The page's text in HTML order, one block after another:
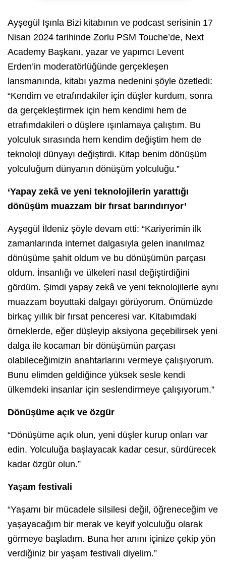
Ayşegül Işınla Bizi kitabının ve podcast serisinin 17
Nisan 2024 tarihinde Zorlu PSM Touche’de, Next
Academy Başkanı, yazar ve yapımcı Levent
Erden’in moderatörlüğünde gerçekleşen
lansmanında, kitabı yazma nedenini şöyle özetledi:
“Kendim ve etrafındakiler için düşler kurdum, sonra
da gerçekleştirmek için hem kendimi hem de
etrafımdakileri o düşlere ışınlamaya çalıştım. Bu
yolculuk sırasında hem kendim değiştim hem de
teknoloji dünyayı değiştirdi. Kitap benim dönüşüm
yolculuğum dünyanın dönüşüm yolculuğu.”
‘Yapay zekâ ve yeni teknolojilerin yarattığı
dönüşüm muazzam bir fırsat barındırıyor’
Ayşegül İldeniz şöyle devam etti: “Kariyerimin ilk
zamanlarında internet dalgasıyla gelen inanılmaz
dönüşüme şahit oldum ve bu dönüşümün parçası
oldum. İnsanlığı ve ülkeleri nasıl değiştirdiğini
gördüm. Şimdi yapay zekâ ve yeni teknolojilerle aynı
muazzam boyuttaki dalgayı görüyorum. Önümüzde
birkaç yıllık bir fırsat penceresi var. Kitabımdaki
örneklerde, eğer düşleyip aksiyona geçebilirsek yeni
dalga ile kocaman bir dönüşümün parçası
olabileceğimizin anahtarlarını vermeye çalışıyorum.
Bunu elimden geldiğince yüksek sesle kendi
ülkemdeki insanlar için seslendirmeye çalışıyorum.”
Dönüşüme açık ve özgür
“Dönüşüme açık olun, yeni düşler kurup onları var
edin. Yolculuğa başlayacak kadar cesur, sürdürecek
kadar özgür olun.”
Yaşam festivali
“Yaşamı bir mücadele silsilesi değil, öğreneceğim ve
yaşayacağım bir merak ve keyif yolculuğu olarak
görmeye başladım. Buna her anını içinize çekip yön
verdiğiniz bir yaşam festivali diyelim.”